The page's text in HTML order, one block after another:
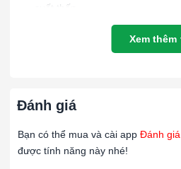
suất thấp.
: Có thể vệ sinh hoặc
thương mại, văn phòng, căn hộ
Nhà máy sản xuất : thực phẩm,
khí.
Xem thêm
Đánh giá
Bạn có thể mua và cài app Đánh
được tính năng này nhé!